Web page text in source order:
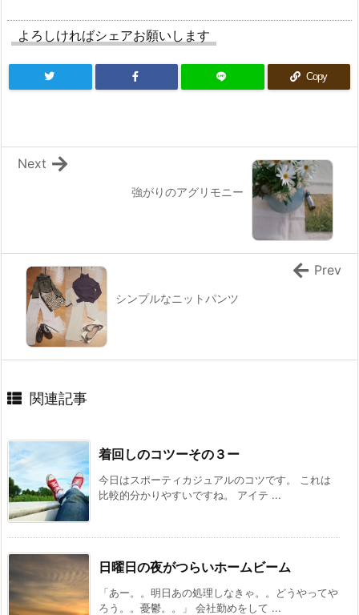
よろしければシェアお願いします
Copy
強がりのアグリモニー
Next
シンプルなニットパンツ
Prev
関連記事
着回しのコツーその３ー
今日はスポーティカジュアルのコツです。 これは
比較的分かりやすいですね。 アイテ ...
日曜日の夜がつらいホームビーム
「あー。。明日あの処理しなきゃ。。どうやってや
ろう。。憂鬱。。」 会社勤めをして ...